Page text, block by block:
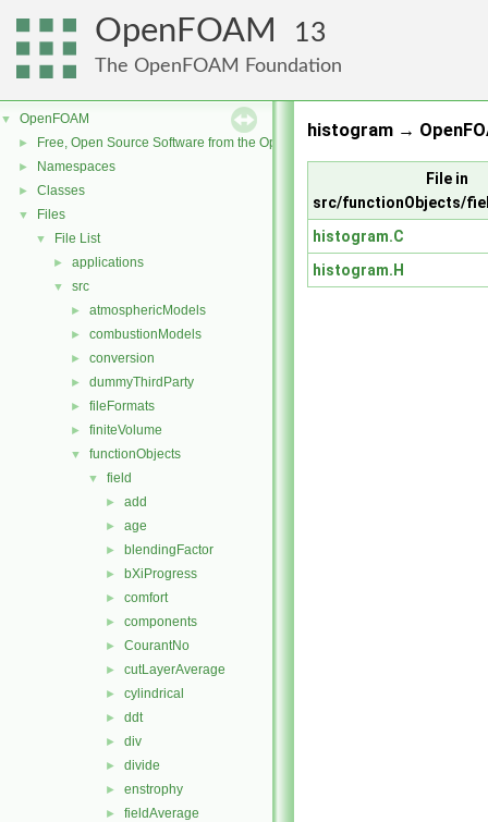
OpenFOAM 13
The OpenFOAM Foundation
▼ OpenFOAM
► Free, Open Source Software from the OpenFOAM Foundation
► Namespaces
► Classes
▼ Files
▼ File List
► applications
▼ src
► atmosphericModels
► combustionModels
► conversion
► dummyThirdParty
► fileFormats
► finiteVolume
▼ functionObjects
▼ field
► add
► age
► blendingFactor
► bXiProgress
► comfort
► components
► CourantNo
► cutLayerAverage
► cylindrical
► ddt
► div
► divide
► enstrophy
► fieldAverage
histogram →
File in
src/functionObjects/
histogram.C
histogram.H